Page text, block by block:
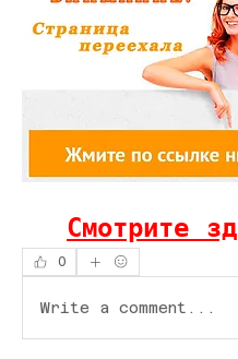
Смотрите
0
Write a comment...